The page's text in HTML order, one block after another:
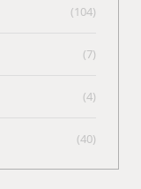
(104)
(7)
(4)
(40)